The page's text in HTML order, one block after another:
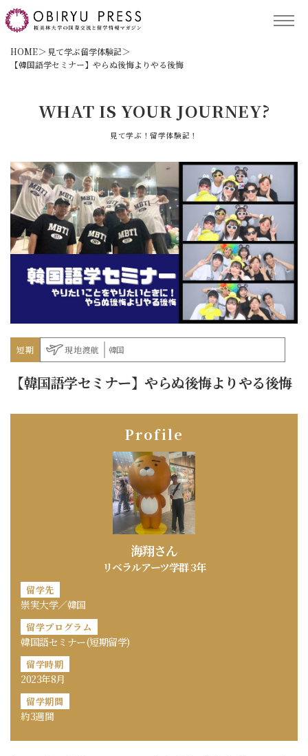
TOP
留学プログラム
サポート
ACCESS
HOME
見て学ぶ留学体験記
【韓国語学セミナー】やらぬ後悔よりやる後悔
WHAT IS YOUR JOURNEY?
見て学ぶ！留学体験記！
短期 現地渡航 韓国
【韓国語学セミナー】やらぬ後悔よりやる後悔
Profile
海翔さん
リベラルアーツ学群 3年
留学先
崇実大学／韓国
留学プログラム
韓国語セミナー(短期留学)
留学時期
2023年8月
留学期間
約3週間